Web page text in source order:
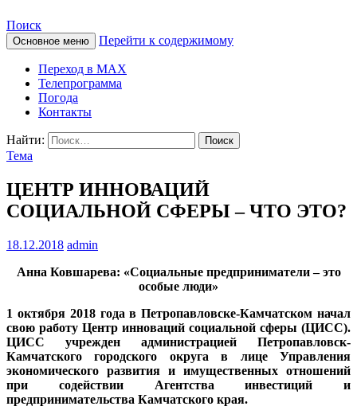
КАМЧАТСКОЕ
ИНФОРМАЦИОННОЕ
АГЕНТСТВО (КИА
«ВЕСТИ»)
Поиск
Основное меню Перейти к содержимому
Переход в MAX
Телепрограмма
Погода
Контакты
Найти:
Тема
ЦЕНТР ИННОВАЦИЙ
СОЦИАЛЬНОЙ СФЕРЫ – ЧТО ЭТО?
18.12.2018 admin
Анна Ковшарева: «Социальные предприниматели – это
особые люди»
1 октября 2018 года в Петропавловске-Камчатском начал
свою работу Центр инноваций социальной сферы (ЦИСС).
ЦИСС учрежден администрацией Петропавловск-
Камчатского городского округа в лице Управления
экономического развития и имущественных отношений
при содействии Агентства инвестиций и
предпринимательства Камчатского края.